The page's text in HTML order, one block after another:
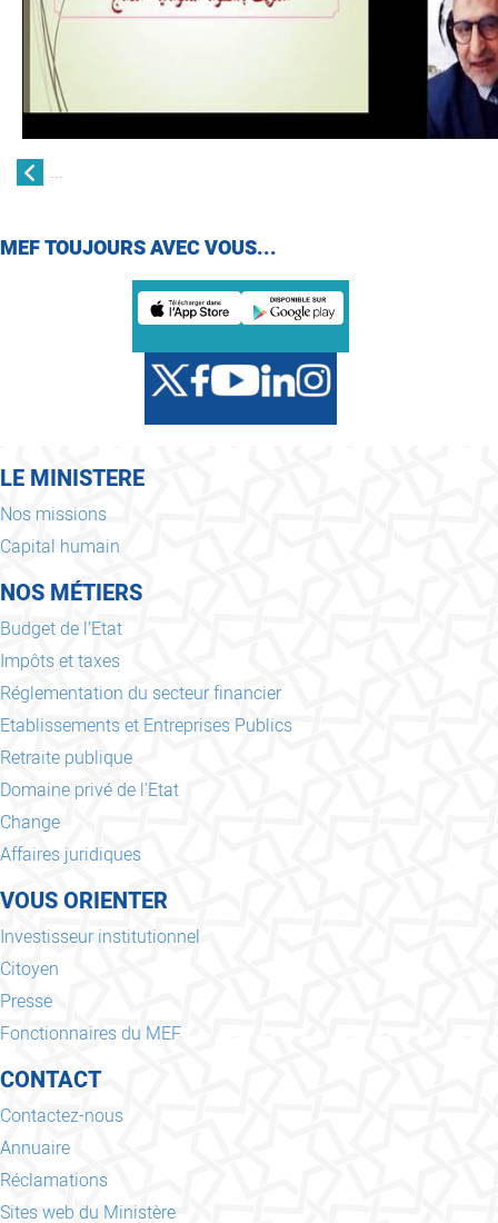
...
MEF TOUJOURS AVEC VOUS...
LE MINISTERE
Nos missions
Capital humain
NOS MÉTIERS
Budget de l'Etat
Impôts et taxes
Réglementation du secteur financier
Etablissements et Entreprises Publics
Retraite publique
Domaine privé de l'Etat
Change
Affaires juridiques
VOUS ORIENTER
Investisseur institutionnel
Citoyen
Presse
Fonctionnaires du MEF
CONTACT
Contactez-nous
Annuaire
Réclamations
Sites web du Ministère